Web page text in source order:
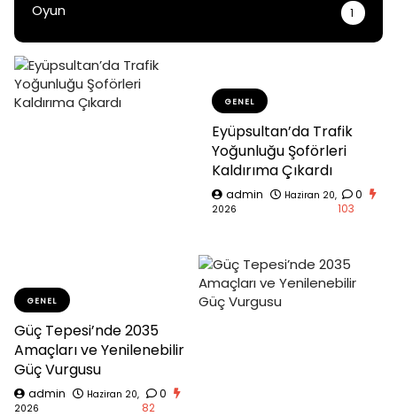
Oyun 1
GENEL
Eyüpsultan’da Trafik
Yoğunluğu Şoförleri
Kaldırıma Çıkardı
admin
Haziran 20,
2026
0
103
GENEL
Güç Tepesi’nde 2035
Amaçları ve Yenilenebilir
Güç Vurgusu
admin
Haziran 20,
2026
0
82